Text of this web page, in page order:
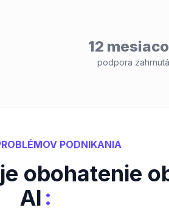
12
podpora zahrnutá
PODNIKANIA
obohatenie
AI :